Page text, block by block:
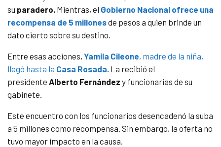
su paradero. Mientras, el Gobierno Nacional ofrece una
recompensa de 5 millonesde pesos a quien brinde un
dato cierto sobre su destino.
Entre esas acciones, Yamila Cileone, madre de la niña,
llegó hasta la Casa Rosada. La recibió el
presidente Alberto Fernández y funcionarias de su
gabinete.
Este encuentro con los funcionarios desencadenó la suba
a 5 millones como recompensa. Sin embargo, la oferta no
tuvo mayor impacto en la causa.